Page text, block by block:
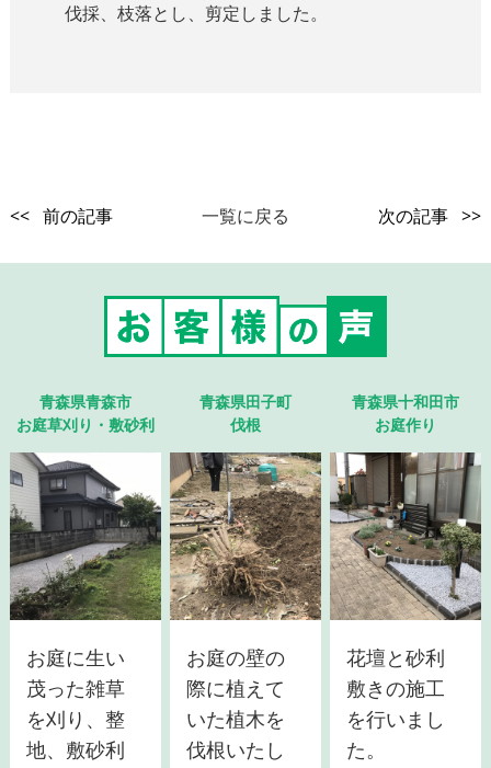
伐採、枝落とし、剪定しました。
<< 前の記事 一覧に戻る 次の記事 >>
青森県青森市
お庭草刈り・敷砂利
お庭に生い
茂った雑草
を刈り、整
地、敷砂利
青森県田子町
伐根
お庭の壁の
際に植えて
いた植木を
伐根いたし
青森県十和田市
お庭作り
花壇と砂利
敷きの施工
を行いまし
た。